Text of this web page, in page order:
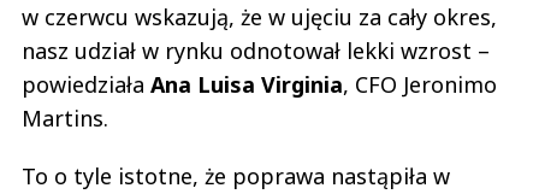
w czerwcu wskazują, że w ujęciu za cały okres,
nasz udział w rynku odnotował lekki wzrost –
powiedziała Ana Luisa Virginia, CFO Jeronimo
Martins.
To o tyle istotne, że poprawa nastąpiła w